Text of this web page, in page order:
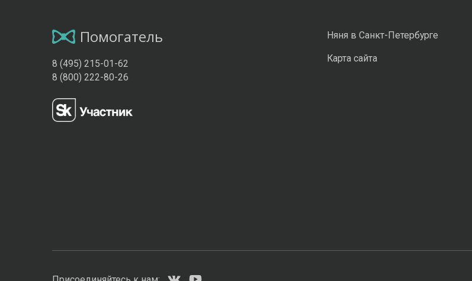
Помогатель
8 (495) 215-01-62
8 (800) 222-80-26
Няня в Санкт-Петербурге
Карта сайта